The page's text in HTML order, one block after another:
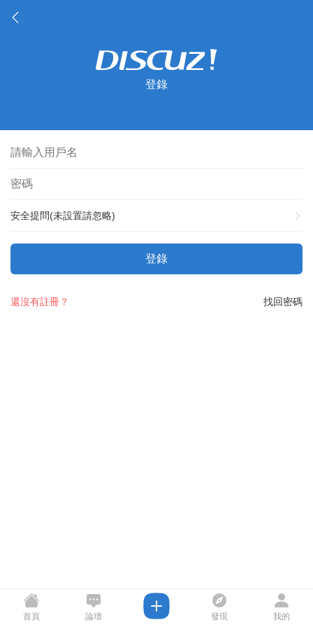
登錄
安全提問(未設置請忽略)
登錄
找回密碼
還沒有註冊？
首頁 論壇 發現 我的